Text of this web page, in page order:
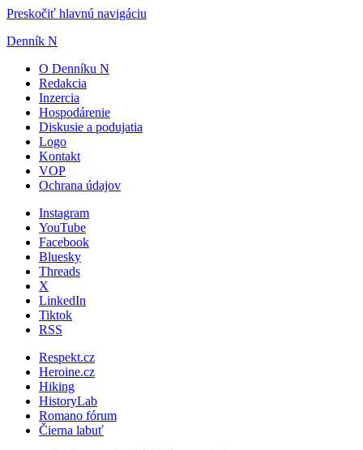
Preskočiť hlavnú navigáciu
Denník N
O Denníku N
Redakcia
Inzercia
Hospodárenie
Diskusie a podujatia
Logo
Kontakt
VOP
Ochrana údajov
Instagram
YouTube
Facebook
Bluesky
Threads
X
LinkedIn
Tiktok
RSS
Respekt.cz
Heroine.cz
Hiking
HistoryLab
Romano fórum
Čierna labuť